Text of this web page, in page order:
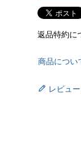
返品特約に
商品につい
レビュー